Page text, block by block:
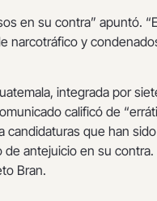
en su contra” apuntó.
narcotráfico y
integrada por
calificó de
candidaturas que han sido
antejuicio en su contra.
Bran.